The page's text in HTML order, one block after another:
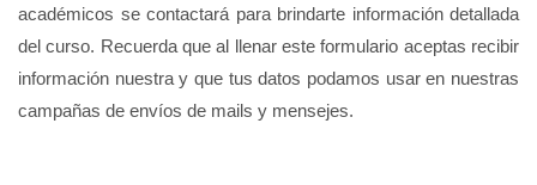
académicos se contactará para brindarte información detallada
del curso. Recuerda que al llenar este formulario aceptas recibir
información nuestra y que tus datos podamos usar en nuestras
campañas de envíos de mails y mensejes.